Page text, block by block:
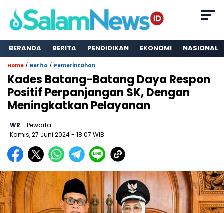
BERANDA BERITA PENDIDIKAN EKONOMI NASIONAL
Home / Berita / Pemerintahan
Kades Batang-Batang Daya Respon
Positif Perpanjangan SK, Dengan
Meningkatkan Pelayanan
WR - Pewarta
Kamis, 27 Juni 2024- 18:07 WIB